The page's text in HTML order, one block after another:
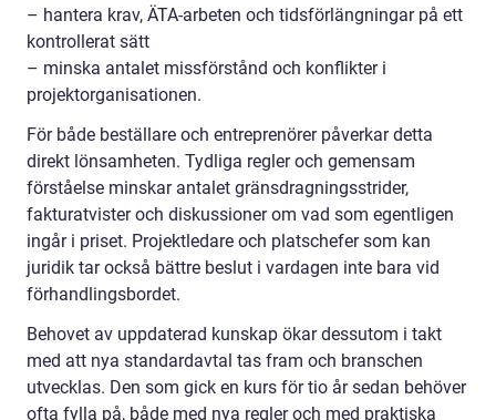
– hantera krav, ÄTA-arbeten och tidsförlängningar på ett
kontrollerat sätt
– minska antalet missförstånd och konflikter i
projektorganisationen.
För både beställare och entreprenörer påverkar detta
direkt lönsamheten. Tydliga regler och gemensam
förståelse minskar antalet gränsdragningsstrider,
fakturatvister och diskussioner om vad som egentligen
ingår i priset. Projektledare och platschefer som kan
juridik tar också bättre beslut i vardagen inte bara vid
förhandlingsbordet.
Behovet av uppdaterad kunskap ökar dessutom i takt
med att nya standardavtal tas fram och branschen
utvecklas. Den som gick en kurs för tio år sedan behöver
ofta fylla på, både med nya regler och med praktiska